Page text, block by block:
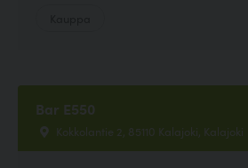
Bar E550
Kokkolantie 2, 85110 Kalajoki, Kalajoki